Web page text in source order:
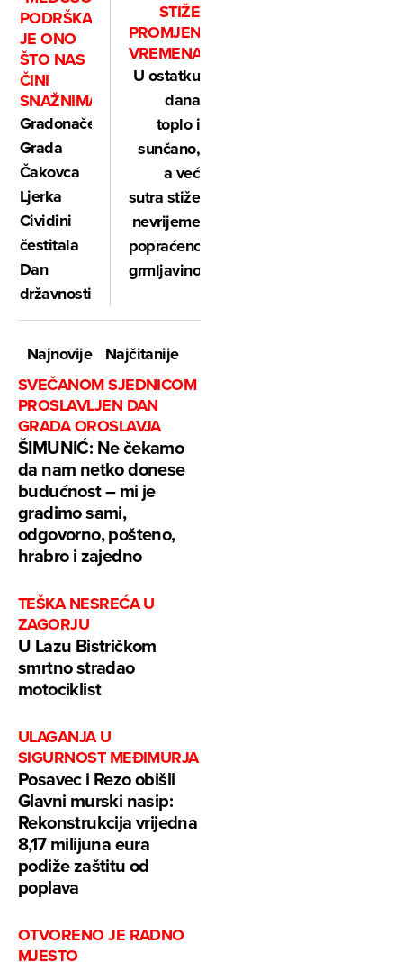
PODRŠKA
JE ONO
ŠTO NAS
ČINI
SNAŽNIMA"
Gradonačelnica
Grada
Čakovca
Ljerka
Cividini
čestitala
Dan
državnosti
STIŽE
PROMJENA
VREMENA
U ostatku
dana
toplo i
sunčano,
a već
sutra stiže
nevrijeme
popraćeno
grmljavinom
Najnovije
Najčitanije
SVEČANOM SJEDNICOM
PROSLAVLJEN DAN
GRADA OROSLAVJA
ŠIMUNIĆ: Ne čekamo
da nam netko donese
budućnost – mi je
gradimo sami,
odgovorno, pošteno,
hrabro i zajedno
TEŠKA NESREĆA U
ZAGORJU
U Lazu Bistričkom
smrtno stradao
motociklist
ULAGANJA U
SIGURNOST MEĐIMURJA
Posavec i Rezo obišli
Glavni murski nasip:
Rekonstrukcija vrijedna
8,17 milijuna eura
podiže zaštitu od
poplava
OTVORENO JE RADNO
MJESTO